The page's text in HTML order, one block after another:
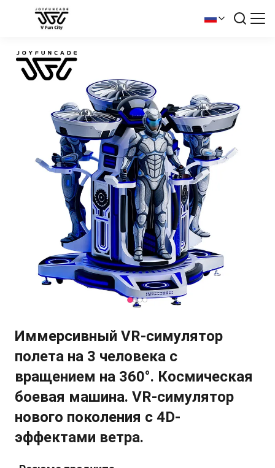
Иммерсивный VR-симулятор
полета на 3 человека с
вращением на 360°. Космическая
боевая машина. VR-симулятор
нового поколения с 4D-
эффектами ветра.